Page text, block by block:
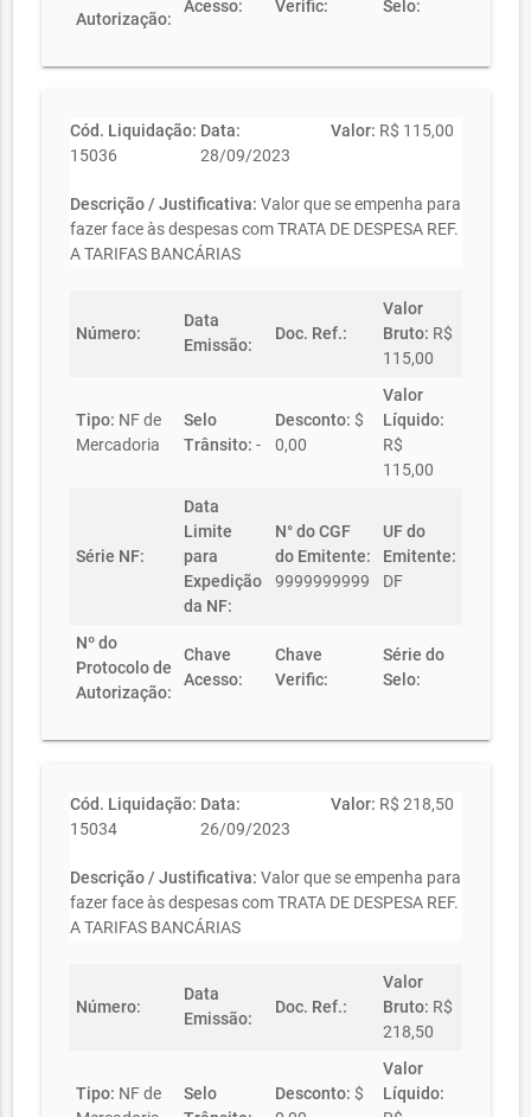
Autorização:
Acesso: Verific: Selo:
Cód. Liquidação:
15036
Data:
28/09/2023
Valor: R$ 115,00
Descrição / Justificativa: Valor que se empenha para
fazer face às despesas com TRATA DE DESPESA REF.
A TARIFAS BANCÁRIAS
Número:
Data
Emissão:
Doc. Ref.:
Valor
Bruto: R$
115,00
Tipo: NF de
Mercadoria
Selo
Trânsito: -
Desconto: $
0,00
Valor
Líquido:
R$
115,00
Série NF:
Data
Limite
para
Expedição
da NF:
N° do CGF
do Emitente:
9999999999
UF do
Emitente:
DF
Nº do
Protocolo de
Autorização:
Chave
Acesso:
Chave
Verific:
Série do
Selo:
Cód. Liquidação:
15034
Data:
26/09/2023
Valor: R$ 218,50
Descrição / Justificativa: Valor que se empenha para
fazer face às despesas com TRATA DE DESPESA REF.
A TARIFAS BANCÁRIAS
Número:
Data
Emissão:
Doc. Ref.:
Valor
Bruto: R$
218,50
Tipo: NF de
Selo
Desconto: $
Valor
Líquido: